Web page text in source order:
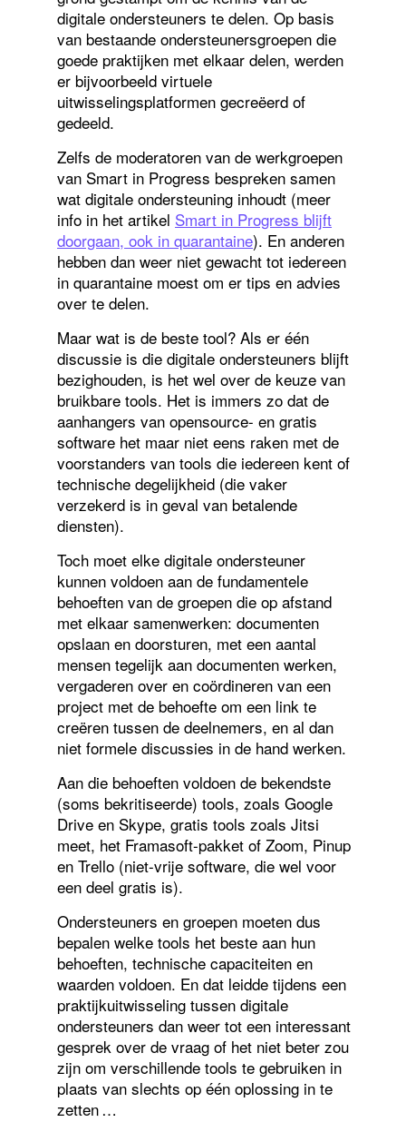
digitale ondersteuners te delen. Op basis
van bestaande ondersteunersgroepen die
goede praktijken met elkaar delen, werden
er bijvoorbeeld virtuele
uitwisselingsplatformen gecreëerd of
gedeeld.
Zelfs de moderatoren van de werkgroepen
van Smart in Progress bespreken samen
wat digitale ondersteuning inhoudt (meer
info in het artikel Smart in Progress blijft
doorgaan, ook in quarantaine). En anderen
hebben dan weer niet gewacht tot iedereen
in quarantaine moest om er tips en advies
over te delen.
Maar wat is de beste tool? Als er één
discussie is die digitale ondersteuners blijft
bezighouden, is het wel over de keuze van
bruikbare tools. Het is immers zo dat de
aanhangers van opensource- en gratis
software het maar niet eens raken met de
voorstanders van tools die iedereen kent of
technische degelijkheid (die vaker
verzekerd is in geval van betalende
diensten).
Toch moet elke digitale ondersteuner
kunnen voldoen aan de fundamentele
behoeften van de groepen die op afstand
met elkaar samenwerken: documenten
opslaan en doorsturen, met een aantal
mensen tegelijk aan documenten werken,
vergaderen over en coördineren van een
project met de behoefte om een link te
creëren tussen de deelnemers, en al dan
niet formele discussies in de hand werken.
Aan die behoeften voldoen de bekendste
(soms bekritiseerde) tools, zoals Google
Drive en Skype, gratis tools zoals Jitsi
meet, het Framasoft-pakket of Zoom, Pinup
en Trello (niet-vrije software, die wel voor
een deel gratis is).
Ondersteuners en groepen moeten dus
bepalen welke tools het beste aan hun
behoeften, technische capaciteiten en
waarden voldoen. En dat leidde tijdens een
praktijkuitwisseling tussen digitale
ondersteuners dan weer tot een interessant
gesprek over de vraag of het niet beter zou
zijn om verschillende tools te gebruiken in
plaats van slechts op één oplossing in te
zetten …